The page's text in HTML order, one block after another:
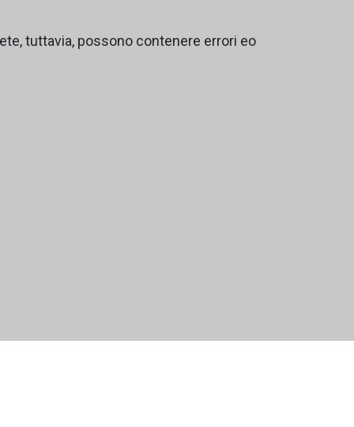
tuttavia, possono contenere errori eo